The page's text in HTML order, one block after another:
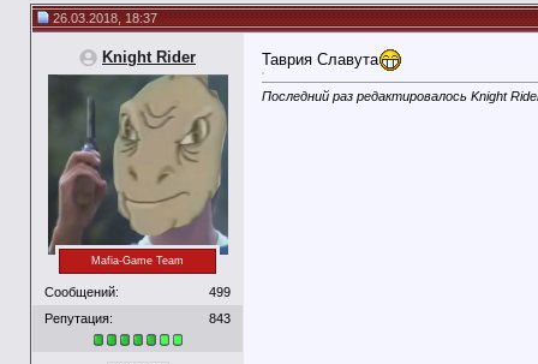
26.03.2018, 18:37
Knight Rider
Mafia-Game Team
Сообщений:
499
Репутация:
843
Таврия Славута
Последний раз редактировалось Knight